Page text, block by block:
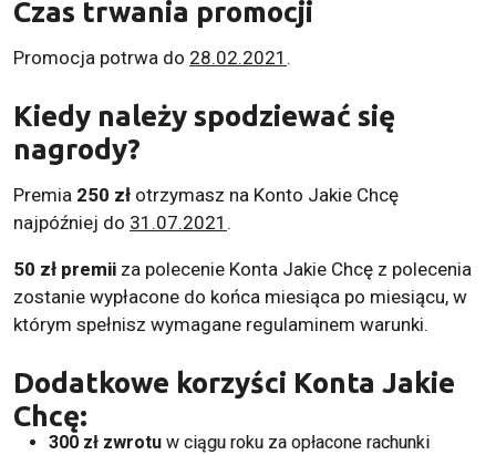
Czas trwania promocji
Promocja potrwa do 28.02.2021 .
Kiedy należy spodziewać się
nagrody?
Premia 250 zł otrzymasz na Konto Jakie Chcę
najpóźniej do 31.07.2021 .
50 zł premii za polecenie Konta Jakie Chcę z polecenia
zostanie wypłacone do końca miesiąca po miesiącu, w
którym spełnisz wymagane regulaminem warunki.
Dodatkowe korzyści Konta Jakie
Chcę:
300 zł zwrotu w ciągu roku za opłacone rachunki